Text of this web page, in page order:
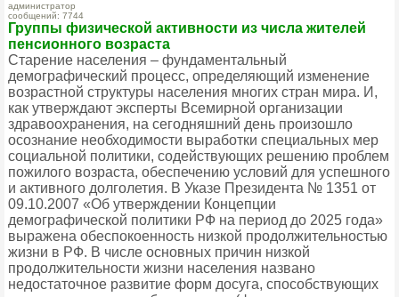
администратор
сообщений: 7744
Группы физической активности из числа жителей
пенсионного возраста
Старение населения – фундаментальный
демографический процесс, определяющий изменение
возрастной структуры населения многих стран мира. И,
как утверждают эксперты Всемирной организации
здравоохранения, на сегодняшний день произошло
осознание необходимости выработки специальных мер
социальной политики, содействующих решению проблем
пожилого возраста, обеспечению условий для успешного
и активного долголетия. В Указе Президента № 1351 от
09.10.2007 «Об утверждении Концепции
демографической политики РФ на период до 2025 года»
выражена обеспокоенность низкой продолжительностью
жизни в РФ. В числе основных причин низкой
продолжительности жизни населения названо
недостаточное развитие форм досуга, способствующих